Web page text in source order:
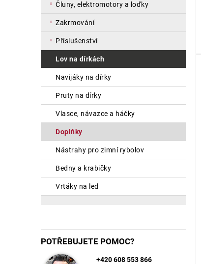
čluny, elektromotory a loďky
zakrmování
příslušenství
lov na dírkách
navijáky na dírky
pruty na dírky
vlasce, návazce a háčky
doplňky
nástrahy pro zimní rybolov
bedny a krabičky
vrtáky na led
POTŘEBUJETE POMOC?
+420 608 553 866